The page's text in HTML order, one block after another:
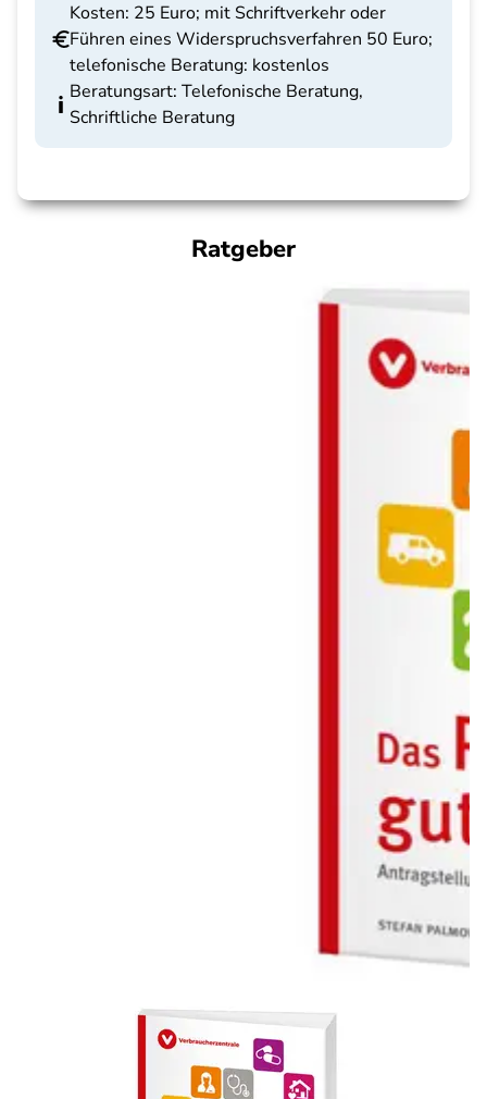
Kosten: 25 Euro; mit Schriftverkehr oder
Führen eines Widerspruchsverfahren 50 Euro;
telefonische Beratung: kostenlos
Beratungsart: Telefonische Beratung,
Schriftliche Beratung
Ratgeber